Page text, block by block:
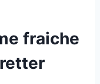
fraiche